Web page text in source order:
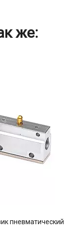
же:
пневматический